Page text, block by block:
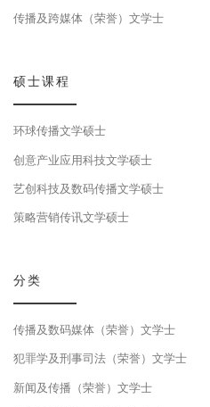
传播及跨媒体（荣誉）文学士
硕士课程
环球传播文学硕士
创意产业应用科技文学硕士
艺创科技及数码传播文学硕士
策略营销传讯文学硕士
分类
传播及数码媒体（荣誉）文学士
犯罪学及刑事司法（荣誉）文学士
新闻及传播（荣誉）文学士